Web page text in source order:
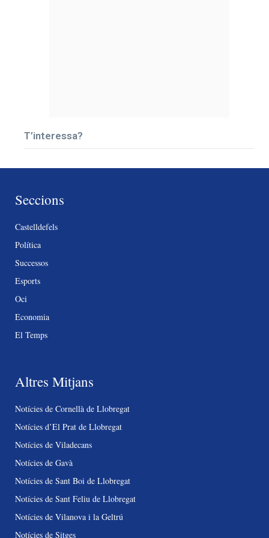
T’interessa?
Seccions
Castelldefels
Política
Successos
Esports
Oci
Economia
El Temps
Altres Mitjans
Notícies de Cornellà de Llobregat
Notícies d’El Prat de Llobregat
Notícies de Viladecans
Notícies de Gavà
Notícies de Sant Boi de Llobregat
Notícies de Sant Feliu de Llobregat
Notícies de Vilanova i la Geltrú
Notícies de Sitges